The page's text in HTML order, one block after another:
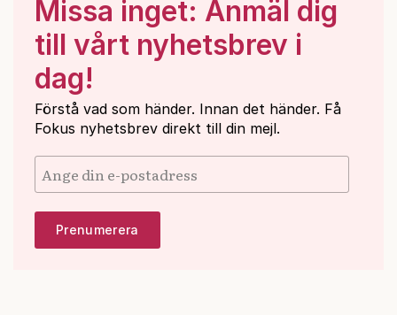
Missa inget: Anmäl dig
till vårt nyhetsbrev i
dag!
Förstå vad som händer. Innan det händer. Få
Fokus nyhetsbrev direkt till din mejl.